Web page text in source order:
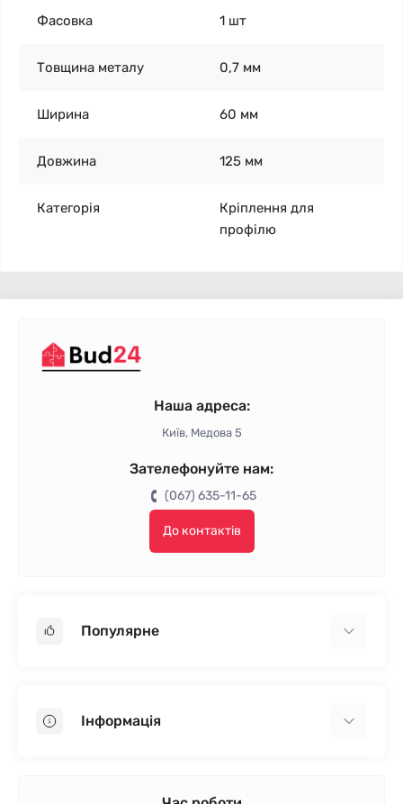
Фасовка 1 шт
Товщина металу 0,7 мм
Ширина 60 мм
Довжина 125 мм
Категорія
Кріплення для
профілю
Наша адреса:
Київ, Медова 5
Зателефонуйте нам:
(067) 635-11-65
До контактів
Популярне
Пінопласт
Інформація